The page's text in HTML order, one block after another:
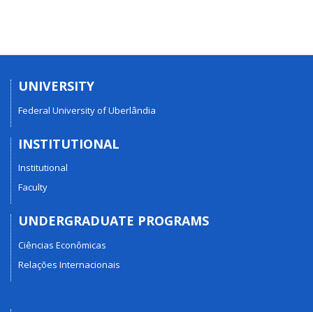
UNIVERSITY
Federal University of Uberlândia
INSTITUTIONAL
Institutional
Faculty
UNDERGRADUATE PROGRAMS
Ciências Econômicas
Relações Internacionais